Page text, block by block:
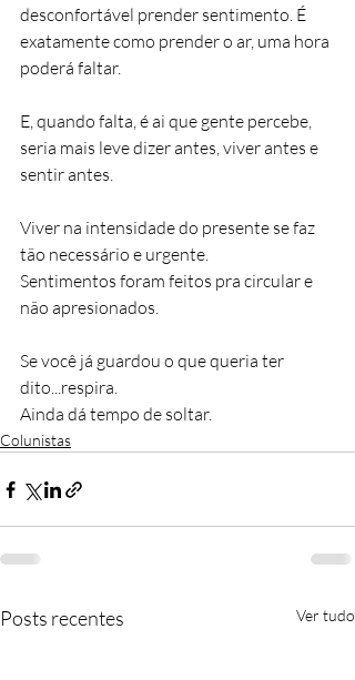
desconfortável prender sentimento. É
exatamente como prender o ar, uma hora
poderá faltar.
E, quando falta, é ai que gente percebe,
seria mais leve dizer antes, viver antes e
sentir antes.
Viver na intensidade do presente se faz
tão necessário e urgente.
Sentimentos foram feitos pra circular e
não apresionados.
Se você já guardou o que queria ter
dito...respira.
Ainda dá tempo de soltar.
Colunistas
Posts recentes Ver tudo